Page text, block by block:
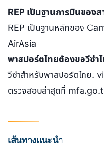
REP เป็นฐานการบินของส
REP เป็นฐานหลักของ
AirAsia
พาสปอร์ตไทยต้องขอวีซ่า
วีซ่าสำหรับพาสปอร์ตไทย:
ตรวจสอบล่าสุดที่
เส้นทางแนะนำ